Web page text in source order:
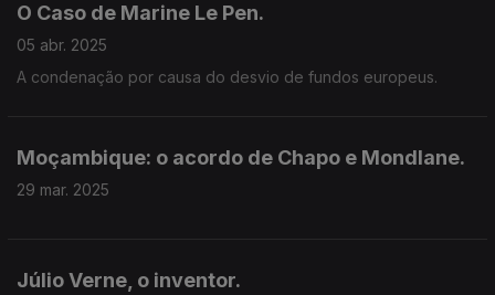
O Caso de Marine Le Pen.
05 abr. 2025
A condenação por causa do desvio de fundos europeus.
Moçambique: o acordo de Chapo e Mondlane.
29 mar. 2025
Júlio Verne, o inventor.